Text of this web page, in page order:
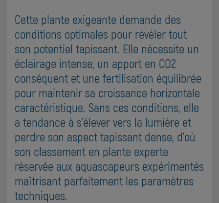
Cette plante exigeante demande des
conditions optimales pour révéler tout
son potentiel tapissant. Elle nécessite un
éclairage intense, un apport en CO2
conséquent et une fertilisation équilibrée
pour maintenir sa croissance horizontale
caractéristique. Sans ces conditions, elle
a tendance à s'élever vers la lumière et
perdre son aspect tapissant dense, d'où
son classement en plante experte
réservée aux aquascapeurs expérimentés
maîtrisant parfaitement les paramètres
techniques.